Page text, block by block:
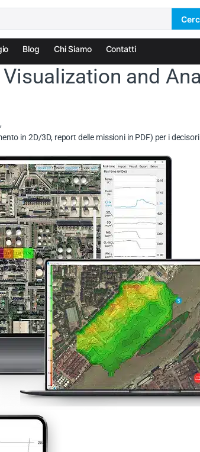
Blog Chi Siamo Contatti
and
in 2D/3D, report delle missioni in PDF) per i